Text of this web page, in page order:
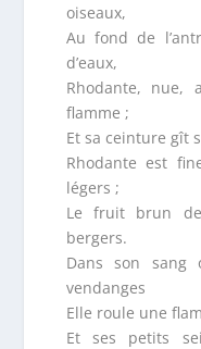
oiseaux,
Au fond de
d’eaux,
Rhodante,
flamme ;
Et sa ceinture gît
Rhodante est
légers ;
Le fruit brun
bergers.
Dans son sang
vendanges
Elle roule une
Et ses petits